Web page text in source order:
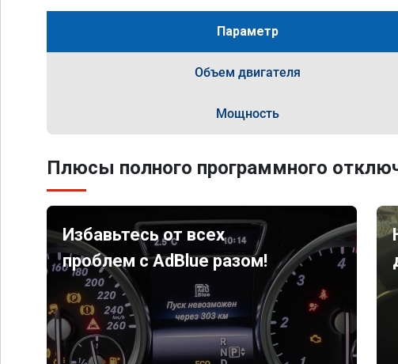
Параметр
Объем двигателя
Мощность
Плюсы полного программного
Избавьтесь от всех
проблем с AdBlue разом!